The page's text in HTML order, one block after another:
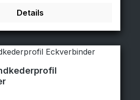
Details